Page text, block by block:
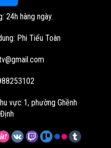
24h hàng ngày.
Phi Tiểu Toàn
vực 1, phường Ghềnh